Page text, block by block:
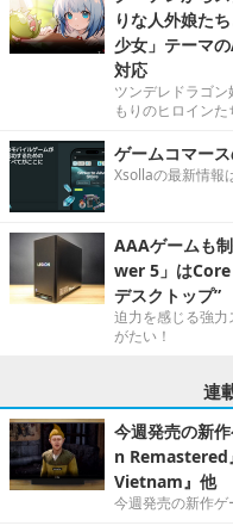
りな人外娘た
少女」テーマ
対応
ツンデレドラゴ
もりのヒロインた
ゲームコマー
Xsollaの最新情報
AAAゲームも
wer 5」は
デスクトップ”
迫力を感じる強力
がたい！
連
今週発売の新
n Remastered
Vietnam』他
今週発売の新作ゲ